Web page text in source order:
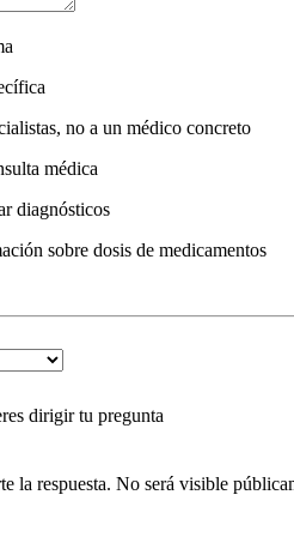
no a un médico concreto
médica
diagnósticos
sobre dosis de medicamentos
dirigir tu pregunta
la respuesta. No será visible